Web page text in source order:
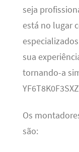
seja
está no lugar
sua
tornando-a
Os
são: